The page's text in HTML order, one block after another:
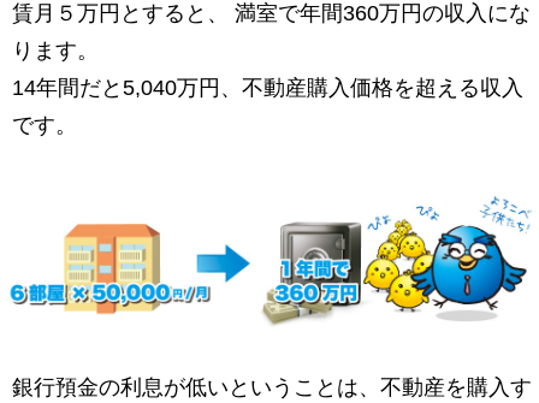
賃月５万円とすると、 満室で年間360万円の収入にな
ります。
14年間だと5,040万円、不動産購入価格を超える収入
です。
銀行預金の利息が低いということは、不動産を購入す